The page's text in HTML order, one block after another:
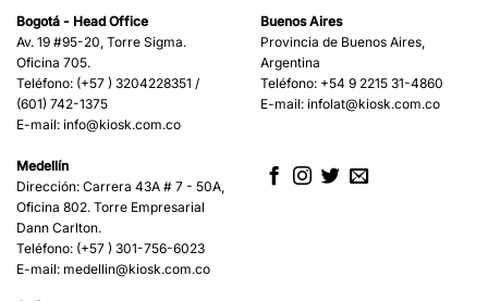
Bogotá - Head Office
Av. 19 #95-20, Torre Sigma.
Oficina 705.
Teléfono: (+57 ) 3204228351 /
(601) 742-1375
E-mail: info@kiosk.com.co
Medellín
Dirección: Carrera 43A # 7 - 50A,
Oficina 802. Torre Empresarial
Dann Carlton.
Teléfono: (+57 ) 301-756-6023
E-mail: medellin@kiosk.com.co
Buenos Aires
Provincia de Buenos Aires,
Argentina
Teléfono: +54 9 2215 31-4860
E-mail: infolat@kiosk.com.co